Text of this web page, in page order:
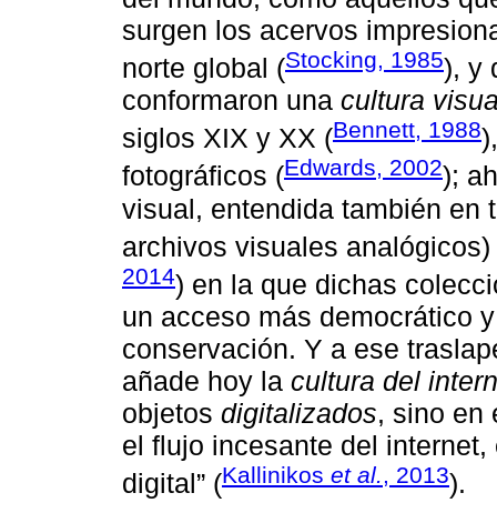
surgen los acervos
norte global (Stocking, 1985), y
conformaron una cultura
siglos XIX y XX (Bennett, 1988
fotográficos (Edwards, 2002);
visual, entendida también en
archivos visuales
2014) en la que dichas
un acceso más democrático
conservación. Y a ese
añade hoy la cultura del
objetos digitalizados, sino en
el flujo incesante del
digital” (Kallinikos et al., 2013).